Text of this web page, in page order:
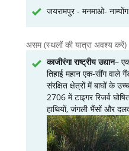
जयरामपुर - मनमाओ- नाम्पोंग
असम (स्थलों की यात्रा अवश्य करें)
काजीरंगा राष्ट्रीय उद्यान–
तिहाई महान एक-सींग वाले
संरक्षित क्षेत्रों में बाघों के
2706 में टाइगर रिजर्व
हाथियों, जंगली भैंसों और